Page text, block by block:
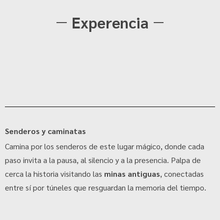
Experencia
Senderos y caminatas
Camina por los senderos de este lugar mágico, donde cada
paso invita a la pausa, al silencio y a la presencia. Palpa de
cerca la historia visitando las minas antiguas, conectadas
entre sí por túneles que resguardan la memoria del tiempo.